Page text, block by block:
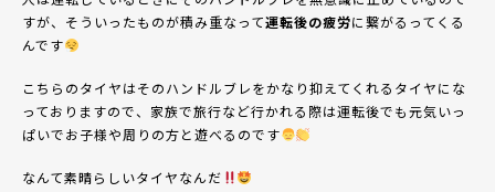
すが、そういったものが積み重なって運転後の疲労に繋がるってくる
んです
こちらのタイヤはそのハンドルブレをかなり抑えてくれるタイヤにな
っておりますので、家族で旅行など行かれる際は運転後でも元気いっ
ぱいでお子様や周りの方と遊べるのです
なんて素晴らしいタイヤなんだ